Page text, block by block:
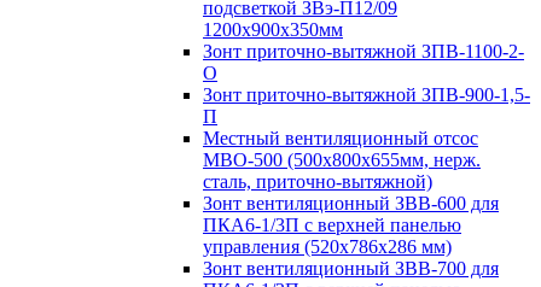
подсветкой ЗВэ-П12/09
1200х900х350мм
Зонт приточно-вытяжной ЗПВ-1100-2-
О
Зонт приточно-вытяжной ЗПВ-900-1,5-
П
Местный вентиляционный отсос
МВО-500 (500х800х655мм, нерж.
сталь, приточно-вытяжной)
Зонт вентиляционный ЗВВ-600 для
ПКА6-1/3П с верхней панелью
управления (520х786х286 мм)
Зонт вентиляционный ЗВВ-700 для